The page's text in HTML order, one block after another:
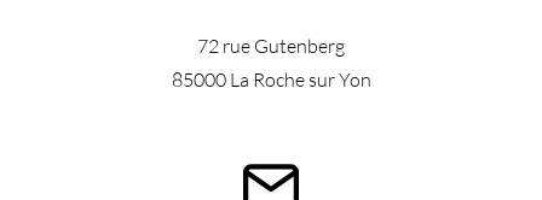
72 rue Gutenberg
85000 La Roche sur Yon